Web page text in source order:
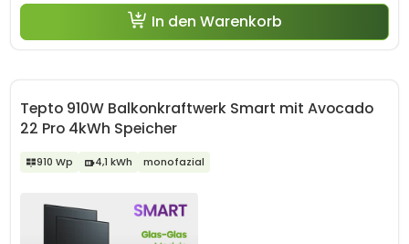
In den Warenkorb
Tepto 910W Balkonkraftwerk Smart mit Avocado
22 Pro 4kWh Speicher
910 Wp 4,1 kWh monofazial